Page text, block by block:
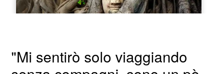
"Mi sentirò solo viaggiando